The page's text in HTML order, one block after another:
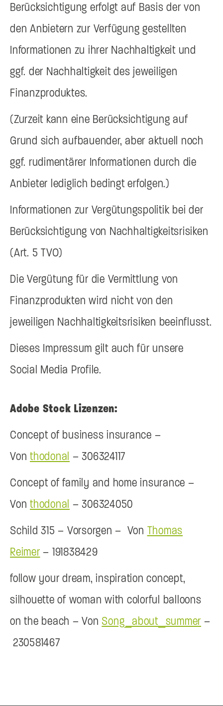
Berücksichtigung erfolgt auf Basis der von
den Anbietern zur Verfügung gestellten
Informationen zu ihrer Nachhaltigkeit und
ggf. der Nachhaltigkeit des jeweiligen
Finanzproduktes.
(Zurzeit kann eine Berücksichtigung auf
Grund sich aufbauender, aber aktuell noch
ggf. rudimentärer Informationen durch die
Anbieter lediglich bedingt erfolgen.)
Informationen zur Vergütungspolitik bei der
Berücksichtigung von Nachhaltigkeitsrisiken
(Art. 5 TVO)
Die Vergütung für die Vermittlung von
Finanzprodukten wird nicht von den
jeweiligen Nachhaltigkeitsrisiken beeinflusst.
Dieses Impressum gilt auch für unsere
Social Media Profile.
Adobe Stock Lizenzen:
Concept of business insurance –
Von thodonal –306324117
Concept of family and home insurance –
Von thodonal – 306324050
Schild 315 – Vorsorgen – Von Thomas
Reimer – 191838429
follow your dream, inspiration concept,
silhouette of woman with colorful balloons
on the beach –Von Song_about_summer –
230581467